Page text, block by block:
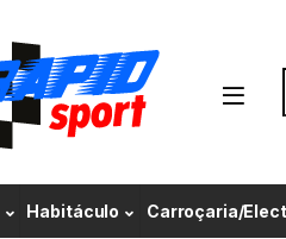
Habitáculo Carroçaria/